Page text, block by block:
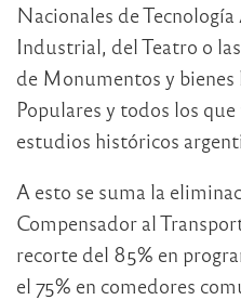
Nacionales de
Industrial, del Teatro o
de Monumentos y
Populares y todos los
estudios históricos
A esto se suma la
Compensador al
recorte del 85% en
el 75% en comedores